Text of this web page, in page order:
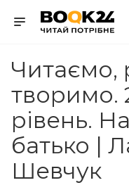
Читаємо,
творимо.
рівень.
батько |
Шевчук